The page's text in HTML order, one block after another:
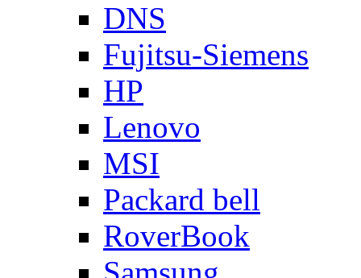
DNS
Fujitsu-Siemens
HP
Lenovo
MSI
Packard bell
RoverBook